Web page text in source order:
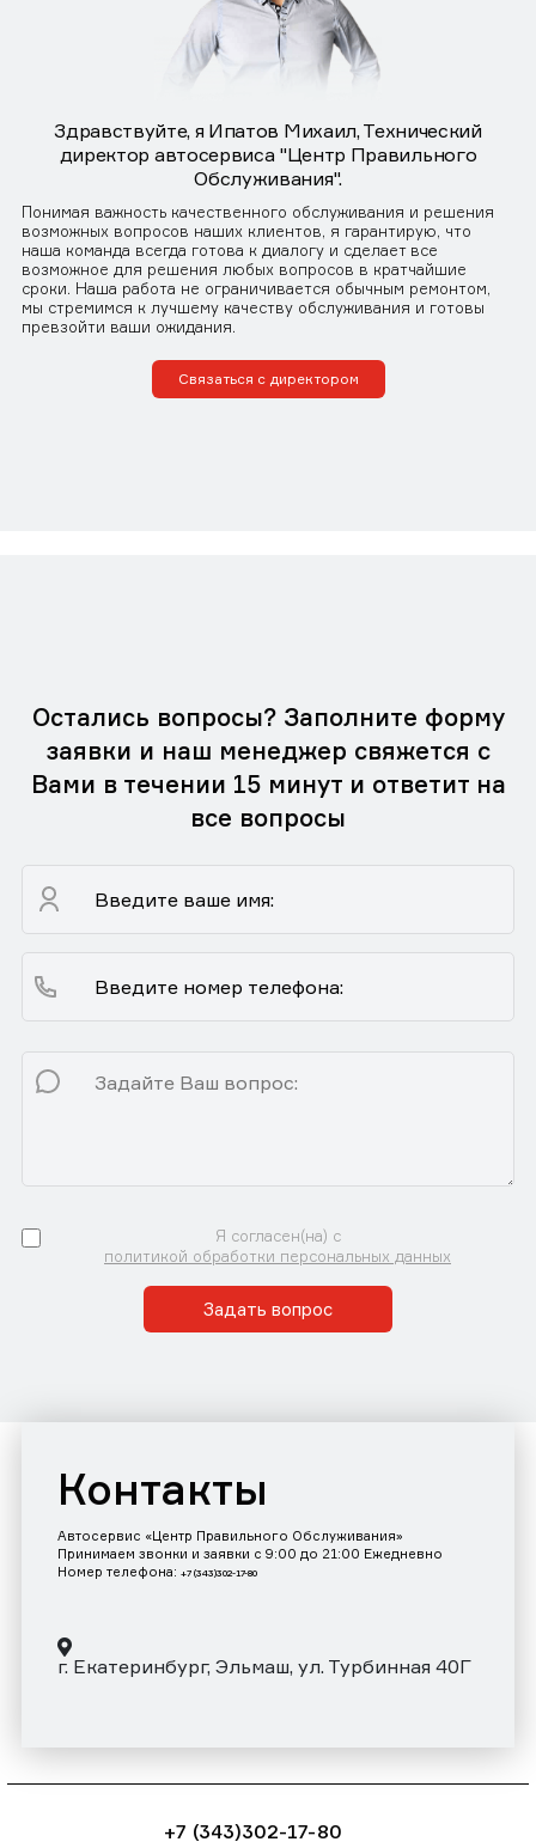
Здравствуйте, я Ипатов Михаил, Технический
директор автосервиса "Центр Правильного
Обслуживания".
Понимая важность качественного обслуживания и решения
возможных вопросов наших клиентов, я гарантирую, что
наша команда всегда готова к диалогу и сделает все
возможное для решения любых вопросов в кратчайшие
сроки. Наша работа не ограничивается обычным ремонтом,
мы стремимся к лучшему качеству обслуживания и готовы
превзойти ваши ожидания.
Связаться с директором
Остались вопросы? Заполните форму
заявки и наш менеджер свяжется с
Вами в течении 15 минут и ответит на
все вопросы
Я согласен(на) с
политикой обработки персональных данных
Задать вопрос
Контакты
Автосервис «Центр Правильного Обслуживания»
Принимаем звонки и заявки с 9:00 до 21:00 Ежедневно
Номер телефона: +7 (343)302-17-80
г. Екатеринбург, Эльмаш, ул. Турбинная 40Г
+7 (343)302-17-80